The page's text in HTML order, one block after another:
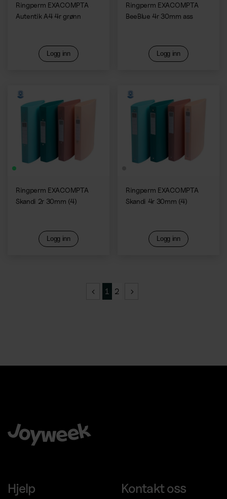
Ringperm EXACOMPTA
Autentik A4 4r grønn
Logg inn
Ringperm EXACOMPTA
BeeBlue 4r 30mm ass
Logg inn
Ringperm EXACOMPTA
Skandi 2r 30mm (4)
Logg inn
Ringperm EXACOMPTA
Skandi 4r 30mm (4)
Logg inn
1 2
Hjelp Kontakt oss